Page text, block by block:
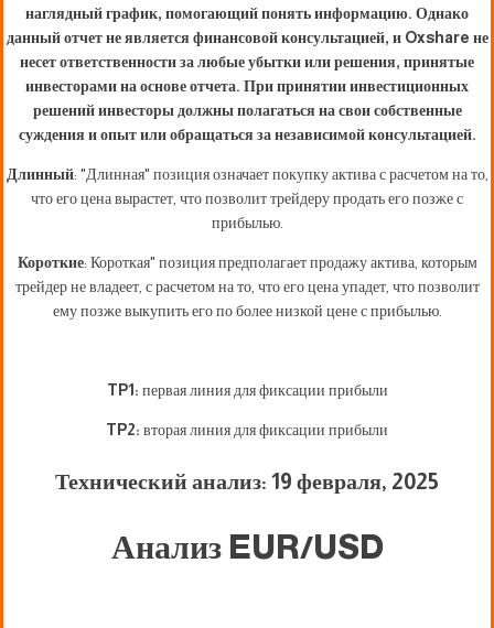
наглядный график, помогающий понять информацию. Однако
данный отчет не является финансовой консультацией, и Oxshare не
несет ответственности за любые убытки или решения, принятые
инвесторами на основе отчета. При принятии инвестиционных
решений инвесторы должны полагаться на свои собственные
суждения и опыт или обращаться за независимой консультацией.
Длинный: "Длинная" позиция означает покупку актива с расчетом на то,
что его цена вырастет, что позволит трейдеру продать его позже с
прибылью.
Короткие: Короткая" позиция предполагает продажу актива, которым
трейдер не владеет, с расчетом на то, что его цена упадет, что позволит
ему позже выкупить его по более низкой цене с прибылью.
TP1: первая линия для фиксации прибыли
TP2: вторая линия для фиксации прибыли
Технический анализ: 19 февраля, 2025
Анализ EUR/USD